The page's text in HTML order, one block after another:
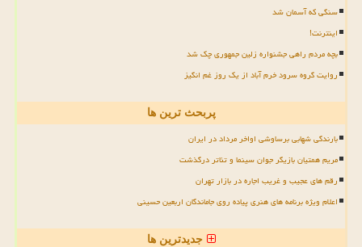
سنگی که آسمان شد
اینترنت!
بچه مردم راهی جشنواره زلین جمهوری چک شد
روایت گروه سرود خرم آباد از یک روز غم انگیز
پربحث ترین ها
بارندگی شهابی برساوشی اواخر مرداد در ایران
مریم همتیان بازیگر جوان سینما و تئاتر درگذشت
رقم های عجیب و غریب اجاره در بازار تهران
اعلام ویژه برنامه های هنری پیاده روی جاماندگان اربعین حسینی
جدیدترین ها